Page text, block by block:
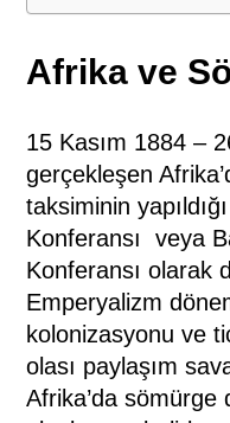
Afrika ve
15 Kasım 1884 –
gerçekleşen
taksiminin
Konferansı
veya
Konferansı olarak
Emperyalizm
kolonizasyonu ve
olası paylaşım
Afrika’da sömürge